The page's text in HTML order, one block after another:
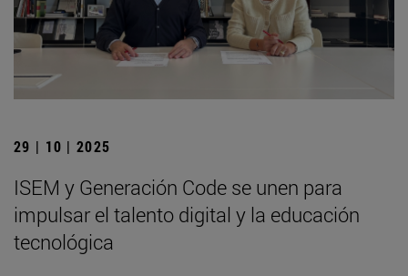
29 | 10 | 2025
ISEM y Generación Code se unen para
impulsar el talento digital y la educación
tecnológica